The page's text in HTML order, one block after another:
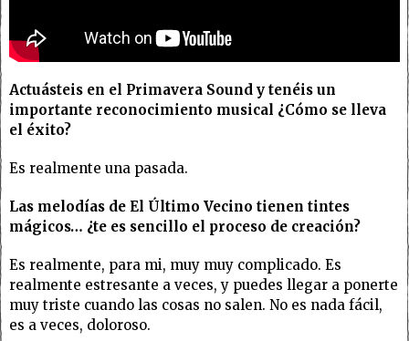
Actuásteis en el Primavera Sound y tenéis un
importante reconocimiento musical ¿Cómo se lleva
el éxito?
Es realmente una pasada.
Las melodías de El Último Vecino tienen tintes
mágicos… ¿te es sencillo el proceso de creación?
Es realmente, para mi, muy muy complicado. Es
realmente estresante a veces, y puedes llegar a ponerte
muy triste cuando las cosas no salen. No es nada fácil,
es a veces, doloroso.